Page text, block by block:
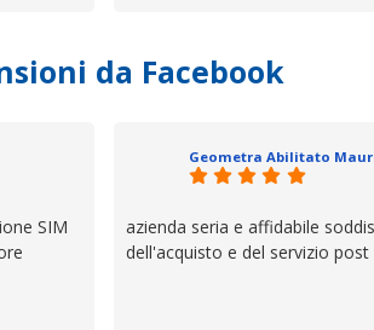
che ho
va oltre
mani.
da Facebook
SIM
azienda seria e affidabile
dell'acquisto e del servizio post